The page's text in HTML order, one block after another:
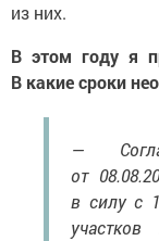
из них.
В этом году я
В какие сроки
—
от
в силу с